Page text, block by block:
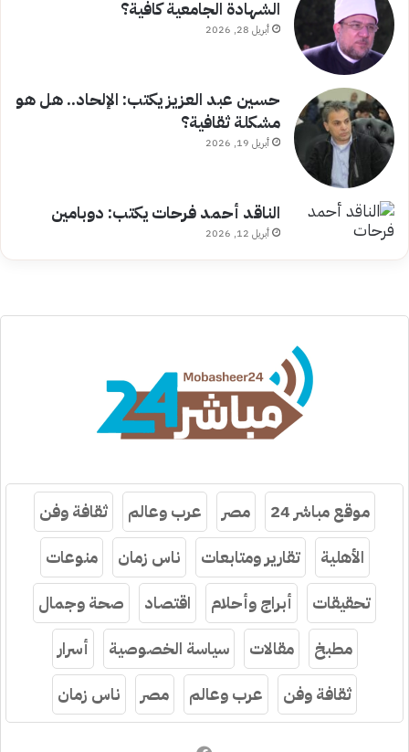
الشهادة الجامعية كافية؟
أبريل 28, 2026
حسين عبد العزيز يكتب: الإلحاد.. هل هو
مشكلة ثقافية؟
أبريل 19, 2026
الناقد أحمد فرحات يكتب: دوبامين
أبريل 12, 2026
موقع مباشر 24 مصر عرب وعالم
ثقافة وفن
الأهلية
تقارير ومتابعات ناس زمان
منوعات
تحقيقات
أبراج وأحلام اقتصاد
صحة وجمال
مطبخ
مقالات سياسة الخصوصية
أسرار
ثقافة وفن
عرب وعالم مصر ناس زمان